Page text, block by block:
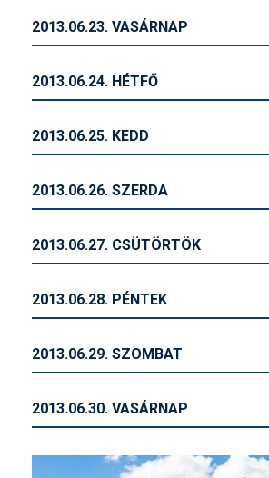
2013.06.23. VASÁRNAP
2013.06.24. HÉTFŐ
2013.06.25. KEDD
2013.06.26. SZERDA
2013.06.27. CSÜTÖRTÖK
2013.06.28. PÉNTEK
2013.06.29. SZOMBAT
2013.06.30. VASÁRNAP